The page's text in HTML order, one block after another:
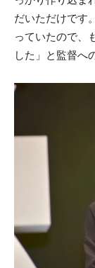
だいただけです
っていたので、
した」と監督へ